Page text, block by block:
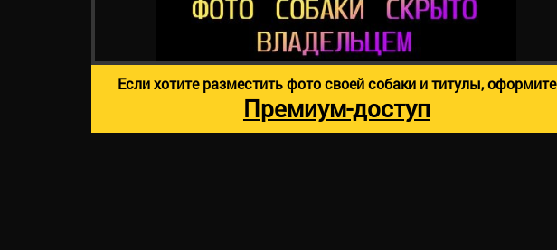
Если хотите разместить фото своей собаки и титулы, оформите
Премиум-доступ